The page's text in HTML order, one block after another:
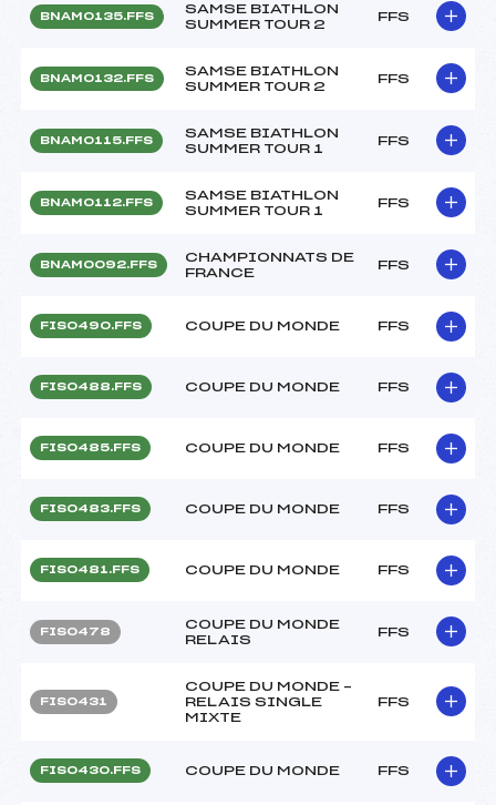
BNAM0135.FFS
SAMSE BIATHLON
SUMMER TOUR 2
FFS
BNAM0132.FFS
SAMSE BIATHLON
SUMMER TOUR 2
FFS
BNAM0115.FFS
SAMSE BIATHLON
SUMMER TOUR 1
FFS
BNAM0112.FFS
SAMSE BIATHLON
SUMMER TOUR 1
FFS
BNAM0092.FFS
CHAMPIONNATS DE
FRANCE
FFS
FIS0490.FFS COUPE DU MONDE FFS
FIS0488.FFS COUPE DU MONDE FFS
FIS0485.FFS COUPE DU MONDE FFS
FIS0483.FFS COUPE DU MONDE FFS
FIS0481.FFS COUPE DU MONDE FFS
FIS0478
COUPE DU MONDE
RELAIS
FFS
FIS0431
COUPE DU MONDE –
RELAIS SINGLE
MIXTE
FFS
FIS0430.FFS COUPE DU MONDE FFS